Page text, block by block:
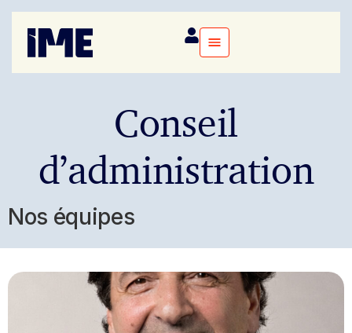
Conseil
d’administration
Nos équipes